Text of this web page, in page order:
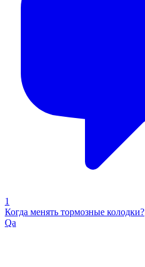
1
Когда менять тормозные колодки?
Qa